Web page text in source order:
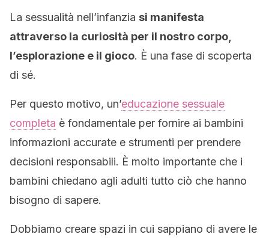
La sessualità nell’infanzia si manifesta
attraverso la curiosità per il nostro corpo,
l’esplorazione e il gioco. È una fase di scoperta
di sé.
Per questo motivo, un’educazione sessuale
completa è fondamentale per fornire ai bambini
informazioni accurate e strumenti per prendere
decisioni responsabili. È molto importante che i
bambini chiedano agli adulti tutto ciò che hanno
bisogno di sapere.
Dobbiamo creare spazi in cui sappiano di avere le